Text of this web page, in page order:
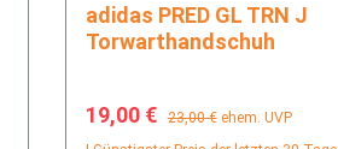
adidas PRED GL TRN J
Torwarthandschuh
Verkaufspreis:
19,00 € Regulärer Preis:
23,00 € ehem. UVP